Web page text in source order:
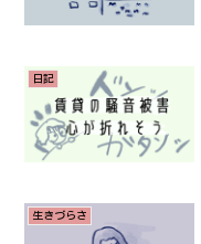
日記
生きづらさ